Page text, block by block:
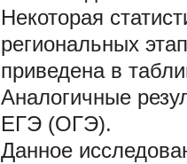
Некоторая
региональных
приведена в
Аналогичные
ЕГЭ (ОГЭ).
Данное